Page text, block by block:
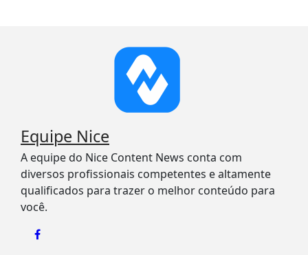
Equipe Nice
A equipe do Nice Content News conta com
diversos profissionais competentes e altamente
qualificados para trazer o melhor conteúdo para
você.